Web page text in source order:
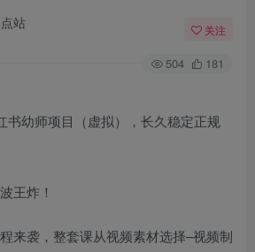
站 关注
504 181
王炸！
来袭，整套课从视频素材选择–视频制